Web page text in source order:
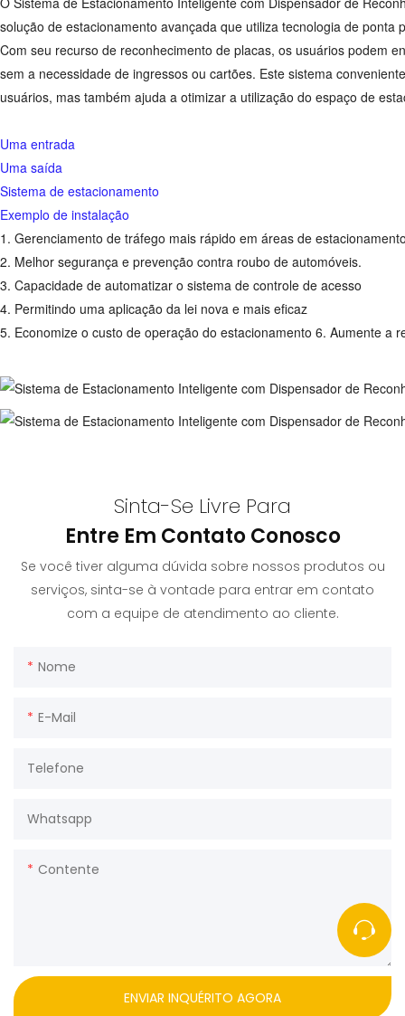
solução de estacionamento avançada que utiliza tecnologia de ponta
Com seu recurso de reconhecimento de placas, os usuários podem
sem a necessidade de ingressos ou cartões. Este sistema
usuários, mas também ajuda a otimizar a utilização do espaço de
Uma entrada
Uma saída
Sistema de estacionamento
Exemplo de instalação
1. Gerenciamento de tráfego mais rápido em áreas de
2. Melhor segurança e prevenção contra roubo de automóveis.
3. Capacidade de automatizar o sistema de controle de acesso
4. Permitindo uma aplicação da lei nova e mais eficaz
5. Economize o custo de operação do estacionamento 6. Aumente a
Sinta-Se Livre Para
Entre Em Contato Conosco
Se você tiver alguma dúvida sobre nossos produtos ou
serviços, sinta-se à vontade para entrar em contato
com a equipe de atendimento ao cliente.
Nome
E-Mail
Telefone
Whatsapp
Contente
ENVIAR INQUÉRITO AGORA